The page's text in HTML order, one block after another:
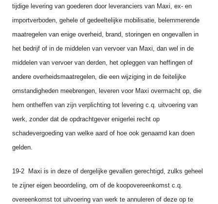
tijdige levering van goederen door leveranciers van Maxi, ex‑ en
importverboden, gehele of gedeeltelijke mobilisatie, belemmerende
maatregelen van enige overheid, brand, storingen en ongevallen in
het bedrijf of in de middelen van vervoer van Maxi, dan wel in de
middelen van vervoer van derden, het opleggen van heffingen of
andere overheidsmaat­regelen, die een wijziging in de feitelijke
omstandigheden meebrengen, leveren voor Maxi overmacht op, die
hem ontheffen van zijn verplichting tot levering c.q. uitvoering van
werk, zonder dat de opdrachtgever enigerlei recht op
schadevergoeding van welke aard of hoe ook genaamd kan doen
gelden.
19-2 Maxi is in deze of dergelijke gevallen gerechtigd, zulks geheel
te zijner eigen beoorde­ling, om of de koopovereen­komst c.q.
overeen­komst tot uitvoering van werk te annuleren of deze op te